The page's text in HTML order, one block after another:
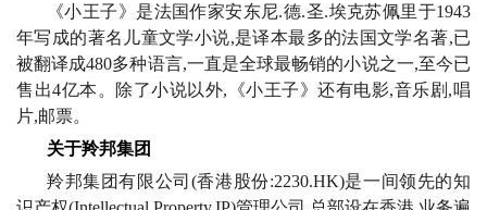
《小王子》是法国作家安东尼.德.圣.埃克苏佩里于1943
年写成的著名儿童文学小说,是译本最多的法国文学名著,已
被翻译成480多种语言,一直是全球最畅销的小说之一,至今已
售出4亿本。
除了小说以外,《小王子》还有电影,音乐剧,唱
片,邮票。
关于羚邦集团
羚邦集团有限公司(香港股份:2230.HK)是一间领先的知